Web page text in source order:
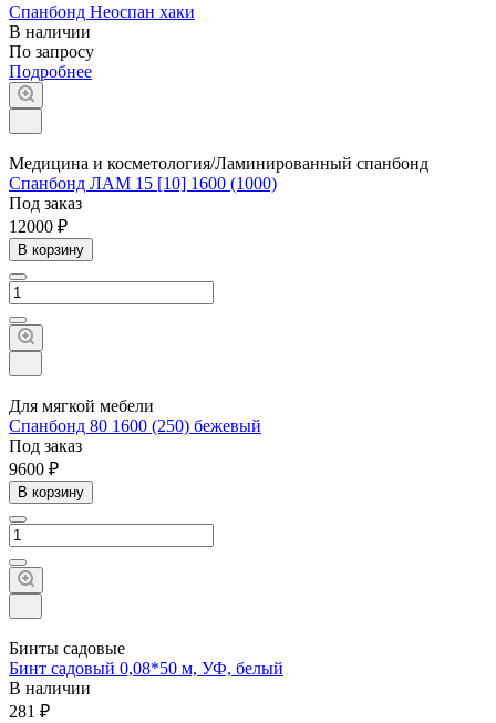
Спанбонд Неоспан хаки
В наличии
По запросу
Подробнее
Медицина и косметология/Ламинированный спанбонд
Спанбонд ЛАМ 15 [10] 1600 (1000)
Под заказ
12000 ₽
В корзину
Для мягкой мебели
Спанбонд 80 1600 (250) бежевый
Под заказ
9600 ₽
В корзину
Бинты садовые
Бинт садовый 0,08*50 м, УФ, белый
В наличии
281 ₽